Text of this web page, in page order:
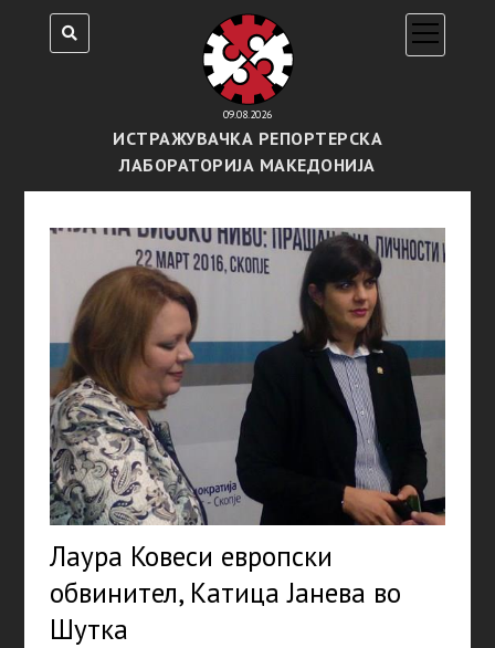
09.08.2026
ИСТРАЖУВАЧКА РЕПОРТЕРСКА
ЛАБОРАТОРИЈА МАКЕДОНИЈА
open
menu
Лаура Ковеси европски
обвинител, Катица Јанева во
Шутка